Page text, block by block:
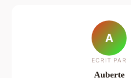
A
ECRIT PAR
Auberte